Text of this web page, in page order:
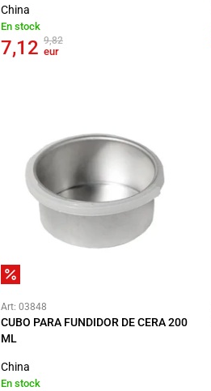
China
En stock
7,12 9,82
eur
Art: 03848
CUBO PARA FUNDIDOR DE CERA 200
ML
China
En stock